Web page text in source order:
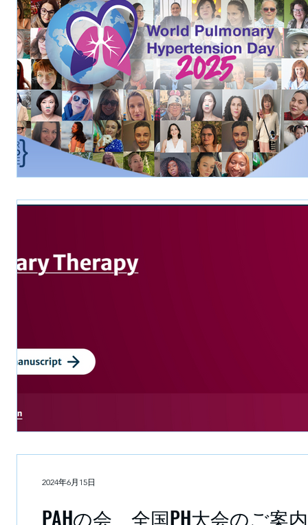
PAHの会 全国PH大会のご案
2024年6月15日